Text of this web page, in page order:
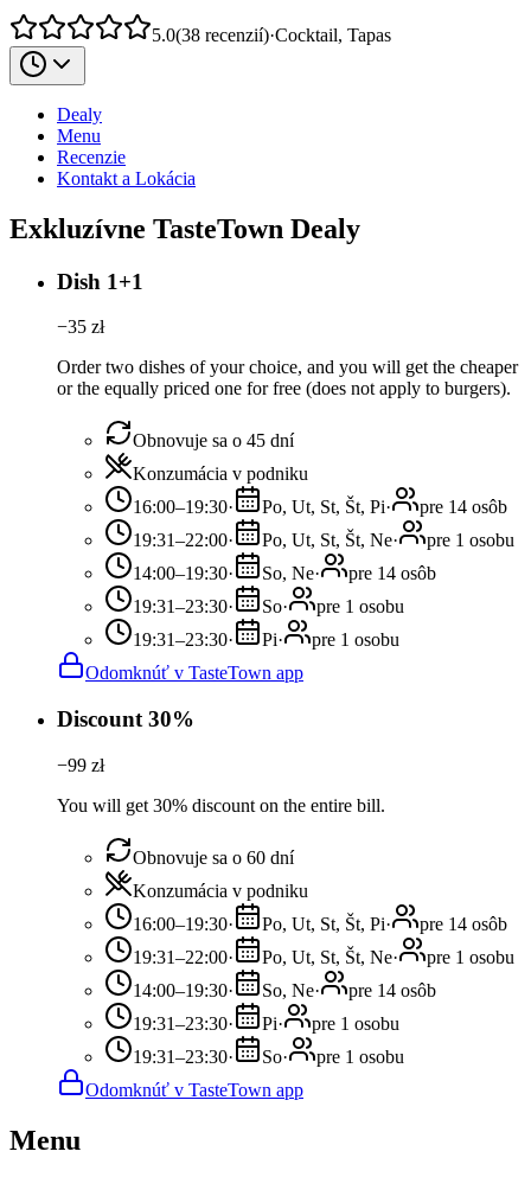
5.0(38 recenzií)·Cocktail, Tapas
Dealy
Menu
Recenzie
Kontakt a Lokácia
Exkluzívne TasteTown Dealy
Dish 1+1
−35 zł
Order two dishes of your choice, and you will get the cheaper
or the equally priced one for free (does not apply to burgers).
Obnovuje sa o 45 dní
Konzumácia v podniku
16:00–19:30· Po, Ut, St, Št, Pi·
pre 14 osôb
19:31–22:00· Po, Ut, St, Št, Ne·
pre 1 osobu
14:00–19:30· So, Ne·
pre 14 osôb
19:31–23:30· So·
pre 1 osobu
19:31–23:30· Pi·
pre 1 osobu
Odomknúť v TasteTown app
Discount 30%
−99 zł
You will get 30% discount on the entire bill.
Obnovuje sa o 60 dní
Konzumácia v podniku
16:00–19:30· Po, Ut, St, Št, Pi·
pre 14 osôb
19:31–22:00· Po, Ut, St, Št, Ne·
pre 1 osobu
14:00–19:30· So, Ne·
pre 14 osôb
19:31–23:30· Pi·
pre 1 osobu
19:31–23:30· So·
pre 1 osobu
Odomknúť v TasteTown app
Menu